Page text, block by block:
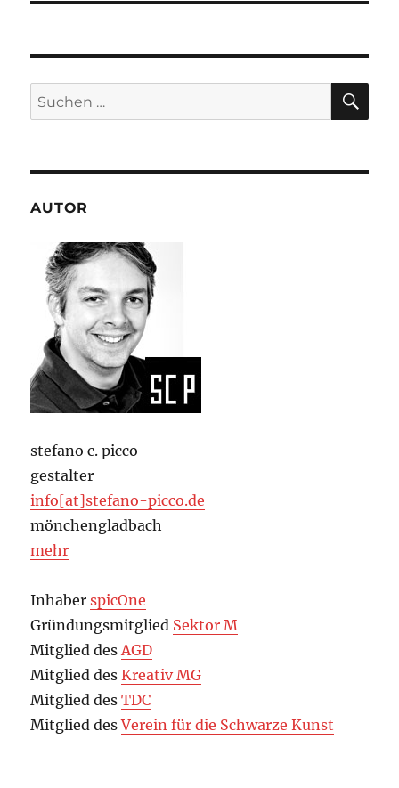
Suchen
nach:
AUTOR
stefano c. picco
gestalter
info[at]stefano-picco.de
mönchengladbach
mehr
InhaberspicOne
Gründungsmitglied Sektor M
Mitglied desAGD
Mitglied desKreativ MG
Mitglied desTDC
Mitglied desVerein für die Schwarze Kunst